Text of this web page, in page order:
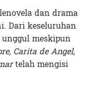
dan drama
Dari keseluruhan
meskipun
Carita de Angel,
telah mengisi